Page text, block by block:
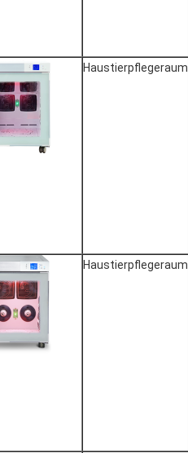
Haustierpflegeraum
Haustierpflegeraum